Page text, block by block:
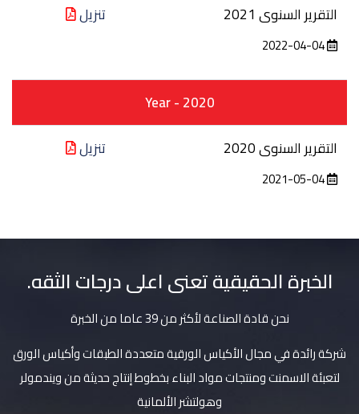
التقرير السنوى 2021
تنزيل
Year - 2020
التقرير السنوى 2020
تنزيل
الخبرة الحقيقية تعنى اعلى درجات الثقه.
نحن قادة الصناعة لأكثر من 39 عاما من الخبرة
شركة رائدة في مجال الأكياس الورقية متعددة الطبقات وأكياس الورق
لتعبئة الاسمنت ومنتجات مواد البناء بخطوط إنتاج حديثة من ويندمولر
وهولتشر الألمانية